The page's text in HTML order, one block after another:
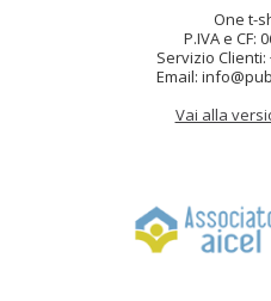
One t-
P.IVA e CF:
Servizio Clienti:
Email:
Vai alla